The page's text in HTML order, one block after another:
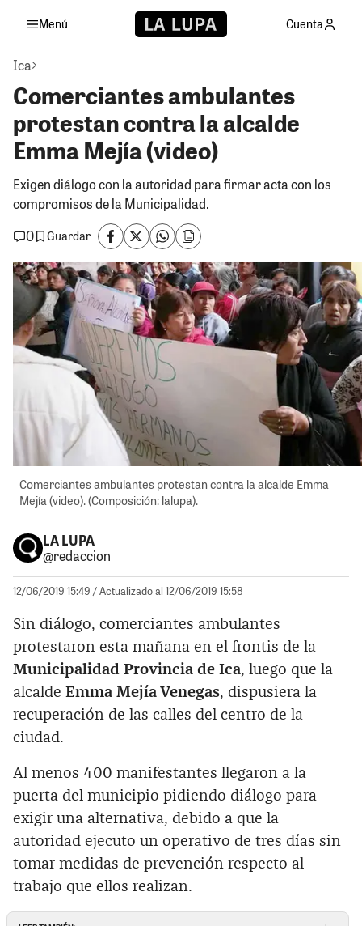
Menú Cuenta
Ica
Comerciantes ambulantes
protestan contra la alcalde
Emma Mejía (video)
Exigen diálogo con la autoridad para firmar acta con los
compromisos de la Municipalidad.
0
Guardar
Comerciantes ambulantes protestan contra la alcalde Emma
Mejía (video). (Composición: lalupa).
LA LUPA
@redaccion
12/06/2019 15:49 / Actualizado al 12/06/2019 15:58
Sin diálogo, comerciantes ambulantes
protestaron esta mañana en el frontis de la
Municipalidad Provincia de Ica, luego que la
alcalde Emma Mejía Venegas, dispusiera la
recuperación de las calles del centro de la
ciudad.
Al menos 400 manifestantes llegaron a la
puerta del municipio pidiendo diálogo para
exigir una alternativa, debido a que la
autoridad ejecuto un operativo de tres días sin
tomar medidas de prevención respecto al
trabajo que ellos realizan.